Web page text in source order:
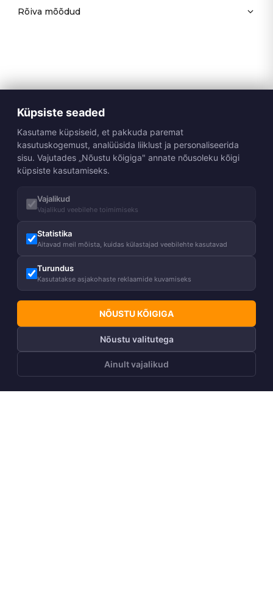
Rõiva mõõdud
Küpsiste seaded
Kasutame küpsiseid, et pakkuda paremat
kasutuskogemust, analüüsida liiklust ja personaliseerida
sisu. Vajutades „Nõustu kõigiga" annate nõusoleku kõigi
küpsiste kasutamiseks.
Vajalikud
Vajalikud veebilehe toimimiseks
Statistika
Aitavad meil mõista, kuidas külastajad veebilehte kasutavad
Turundus
Kasutatakse asjakohaste reklaamide kuvamiseks
NÕUSTU KÕIGIGA
Nõustu valitutega
Ainult vajalikud